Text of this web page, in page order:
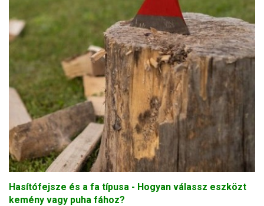
Hasítófejsze és a fa típusa - Hogyan válassz eszközt
kemény vagy puha fához?